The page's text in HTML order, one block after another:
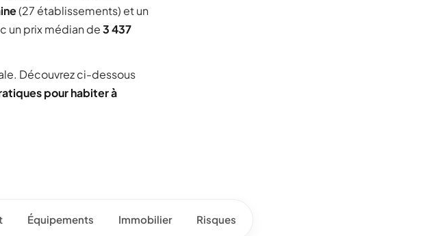
(27 établissements) et un
un prix médian de3 437
Découvrez ci-dessous
pour habiter à
Équipements Immobilier Risques